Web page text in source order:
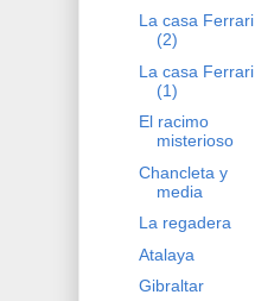
La casa Ferrari
(2)
La casa Ferrari
(1)
El racimo
misterioso
Chancleta y
media
La regadera
Atalaya
Gibraltar